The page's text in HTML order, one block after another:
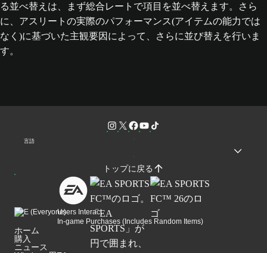
る並べ替えは、まず総合レートで項目を並べ替えます。さら
に、アスリートの実際のパフォーマンス(アイテムの能力では
なく)に基づいた主観要因によって、さらに並び替えを行いま
す。
言語
トップに戻る
Users Interact
In-game Purchases (Includes Random Items)
ホーム
購入
ニュース